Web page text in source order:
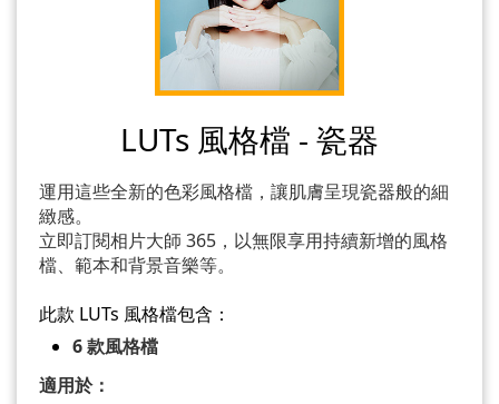
LUTs 風格檔 - 瓷器
運用這些全新的色彩風格檔，讓肌膚呈現瓷器般的細
緻感。
立即訂閱相片大師 365，以無限享用持續新增的風格
檔、範本和背景音樂等。
此款 LUTs 風格檔包含：
6 款風格檔
適用於：